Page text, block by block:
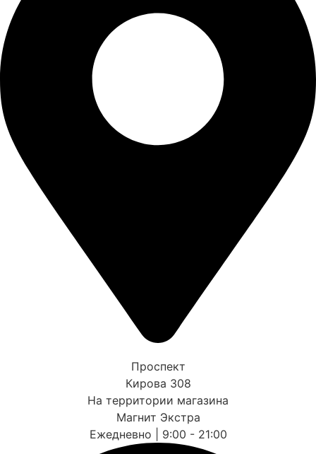
Проспект
Кирова 308
На территории магазина
Магнит Экстра
Ежедневно | 9:00 - 21:00